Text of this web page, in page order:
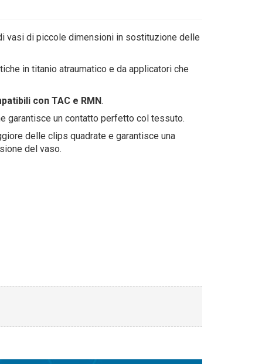
vasi di piccole dimensioni in sostituzione delle
in titanio atraumatico e da applicatori che
con TAC e RMN.
garantisce un contatto perfetto col tessuto.
delle clips quadrate e garantisce una
del vaso.